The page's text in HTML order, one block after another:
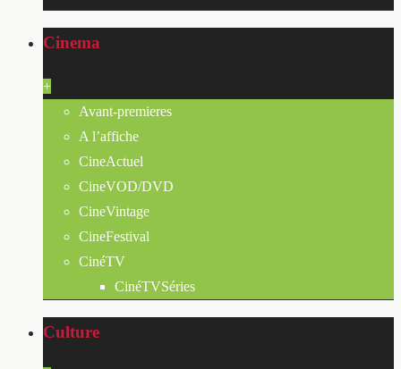
Cinema
+
Avant-premieres
A l’affiche
CineActuel
CineVOD/DVD
CineVintage
CineFestival
CinéTV
CinéTVSéries
Culture